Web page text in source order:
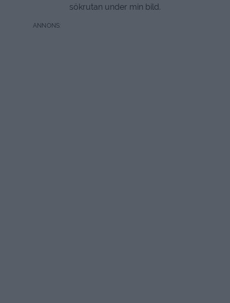
sökrutan under min bild.